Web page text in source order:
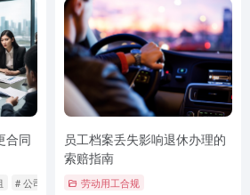
合同
# 公司合并 # 劳动合同变更
员工档案丢失影响退休办理的
索赔指南
劳动用工合规